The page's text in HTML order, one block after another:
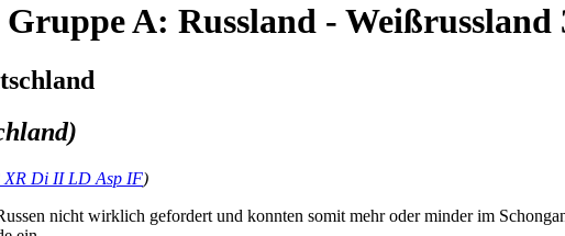
Gruppe A: Russland - Weißrussland
XR Di II LD Asp IF)
nicht wirklich gefordert und konnten somit mehr oder minder im